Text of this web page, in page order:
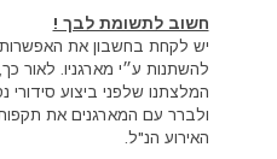
חשוב לתשומת לבך !
יש לקחת בחשבון את האפשרות
להשתנות ע״י מארגניו. לאור
המלצתנו שלפני ביצוע
ולברר עם המארגנים את
האירוע הנ"ל.